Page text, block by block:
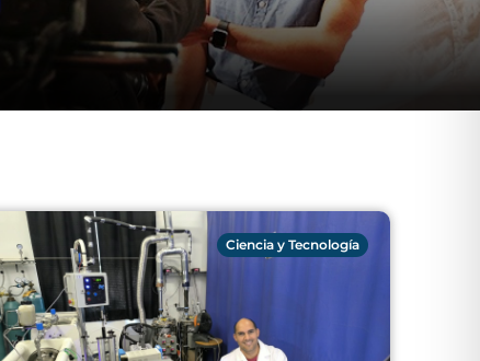
Ciencia y Tecnología